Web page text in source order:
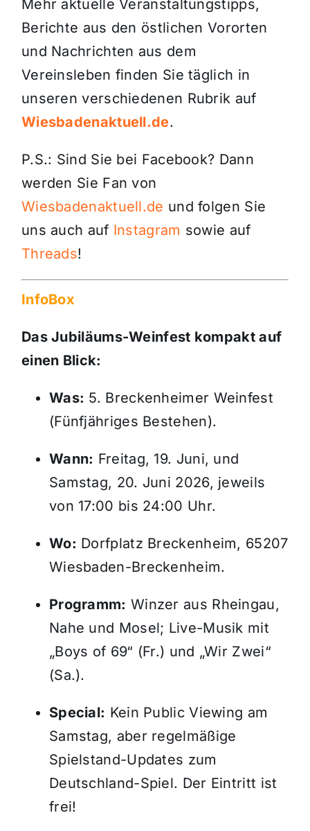
Mehr aktuelle Veranstaltungstipps,
Berichte aus den östlichen Vororten
und Nachrichten aus dem
Vereinsleben finden Sie täglich in
unseren verschiedenen Rubrik auf
Wiesbadenaktuell.de.
P.S.: Sind Sie bei Facebook? Dann
werden Sie Fan von
Wiesbadenaktuell.de und folgen Sie
uns auch auf Instagram sowie auf
Threads!
InfoBox
Das Jubiläums-Weinfest kompakt auf
einen Blick:
Was: 5. Breckenheimer Weinfest
(Fünfjähriges Bestehen).
Wann: Freitag, 19. Juni, und
Samstag, 20. Juni 2026, jeweils
von 17:00 bis 24:00 Uhr.
Wo: Dorfplatz Breckenheim, 65207
Wiesbaden-Breckenheim.
Programm: Winzer aus Rheingau,
Nahe und Mosel; Live-Musik mit
„Boys of 69“ (Fr.) und „Wir Zwei“
(Sa.).
Special: Kein Public Viewing am
Samstag, aber regelmäßige
Spielstand-Updates zum
Deutschland-Spiel. Der Eintritt ist
frei!